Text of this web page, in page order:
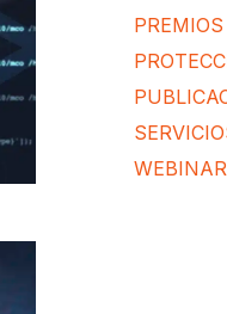
PREMIOS